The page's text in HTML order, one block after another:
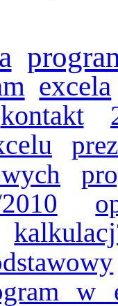
excela
kontakt
w